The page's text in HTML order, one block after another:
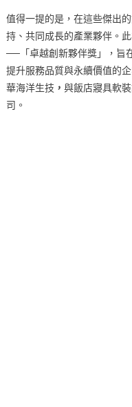
值得一提的是，在這些傑出
持、共同成長的產業夥伴。
──「卓越創新夥伴獎」，旨
提升服務品質與永續價值的
華海洋生技 ， 與飯店寢具軟
司。